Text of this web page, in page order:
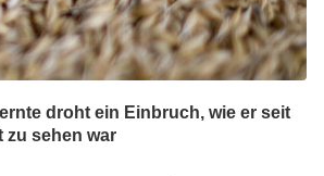
droht ein Einbruch, wie er seit
zu sehen war